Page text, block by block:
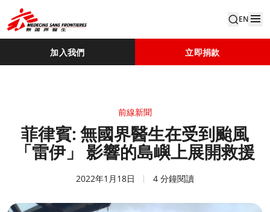
EN
加入我們 立即捐款
前線新聞
菲律賓: 無國界醫生在受到颱風
「雷伊」 影響的島嶼上展開救援
2022年1月18日 4 分鐘閱讀